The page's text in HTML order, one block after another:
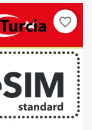
favorite_border